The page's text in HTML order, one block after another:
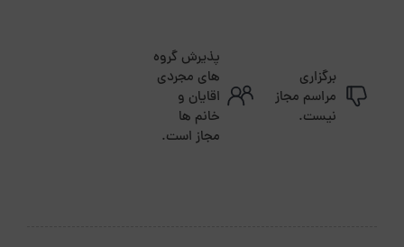
برگزاری
مراسم مجاز
نیست.
پذیرش گروه
های مجردی
اقایان و
خانم ها
مجاز است.